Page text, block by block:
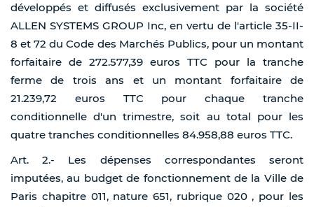
développés et diffusés exclusivement par la société
ALLEN SYSTEMS GROUP Inc, en vertu de l'article 35-II-
8 et 72 du Code des Marchés Publics, pour un montant
forfaitaire de 272.577,39 euros TTC pour la tranche
ferme de trois ans et un montant forfaitaire de
21.239,72 euros TTC pour chaque tranche
conditionnelle d'un trimestre, soit au total pour les
quatre tranches conditionnelles 84.958,88 euros TTC.
Art. 2.- Les dépenses correspondantes seront
imputées, au budget de fonctionnement de la Ville de
Paris chapitre 011, nature 651, rubrique 020 , pour les